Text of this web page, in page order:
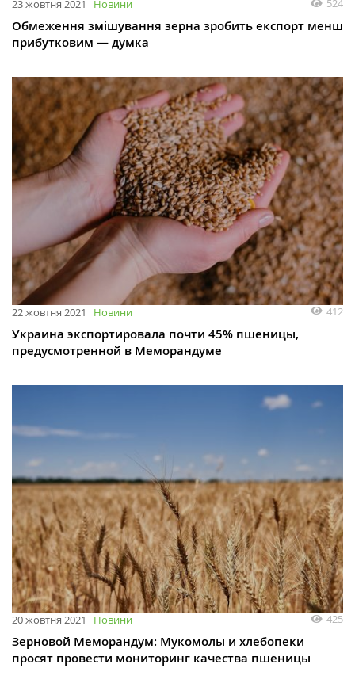
23 жовтня 2021 Новини 524
Обмеження змішування зерна зробить експорт менш
прибутковим — думка
22 жовтня 2021 Новини 412
Украина экспортировала почти 45% пшеницы,
предусмотренной в Меморандуме
20 жовтня 2021 Новини 425
Зерновой Меморандум: Мукомолы и хлебопеки
просят провести мониторинг качества пшеницы